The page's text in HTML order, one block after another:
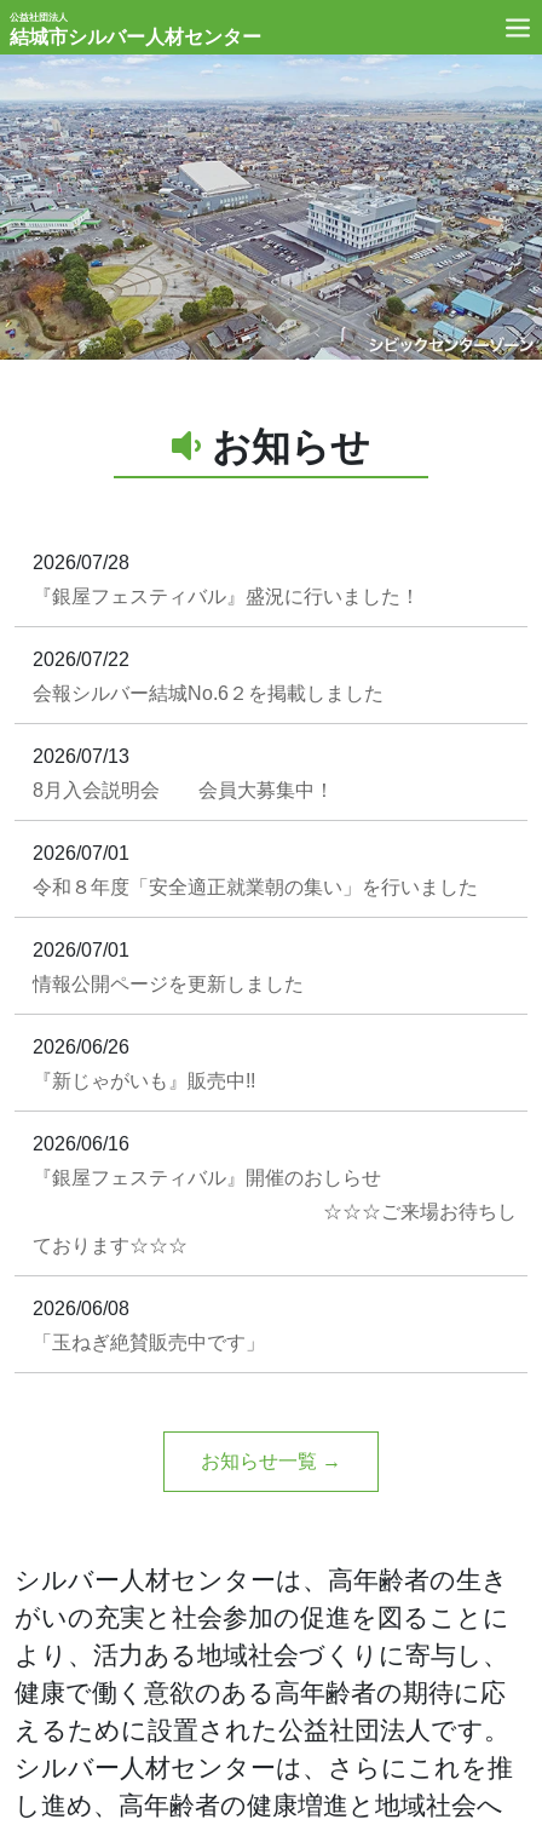
公益社団法人
結城市シルバー人材センター
お知らせ
2026/07/28
『銀屋フェスティバル』盛況に行いました！
2026/07/22
会報シルバー結城No.6２を掲載しました
2026/07/13
8月入会説明会 会員大募集中！
2026/07/01
令和８年度「安全適正就業朝の集い」を行いました
2026/07/01
情報公開ページを更新しました
2026/06/26
『新じゃがいも』販売中!!
2026/06/16
『銀屋フェスティバル』開催のおしらせ
☆☆☆ご来場お待ちし
ております☆☆☆
2026/06/08
「玉ねぎ絶賛販売中です」
お知らせ一覧 →
シルバー人材センターは、高年齢者の生き
がいの充実と社会参加の促進を図ることに
より、活力ある地域社会づくりに寄与し、
健康で働く意欲のある高年齢者の期待に応
えるために設置された公益社団法人です。
シルバー人材センターは、さらにこれを推
し進め、高年齢者の健康増進と地域社会へ